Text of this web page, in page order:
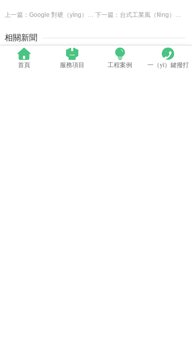
上一篇：Google 對硬（yìng）件生意很認真，都去當（dāng） LG 的股東了 下一篇：台式工業風（fēng），打造家的“高（gāo）級感”
相關新聞
首頁 服務項目 工程案例 一（yī）鍵撥打